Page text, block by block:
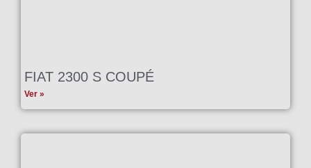
FIAT 2300 S COUPÉ
Ver »